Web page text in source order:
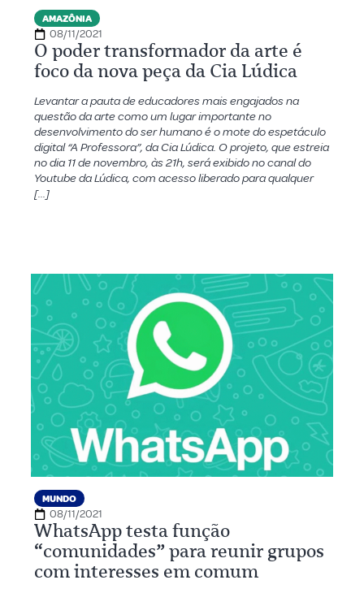
AMAZÔNIA
08/11/2021
O poder transformador da arte é
foco da nova peça da Cia Lúdica
Levantar a pauta de educadores mais engajados na
questão da arte como um lugar importante no
desenvolvimento do ser humano é o mote do espetáculo
digital “A Professora”, da Cia Lúdica. O projeto, que estreia
no dia 11 de novembro, às 21h, será exibido no canal do
Youtube da Lúdica, com acesso liberado para qualquer
[…]
MUNDO
08/11/2021
WhatsApp testa função
“comunidades” para reunir grupos
com interesses em comum